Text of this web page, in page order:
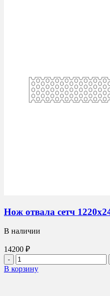
ДЗ-98
(067.55.11.004-
Нож отвала сетч
В наличии
14200 ₽
Количество
товара
Нож
В корзину